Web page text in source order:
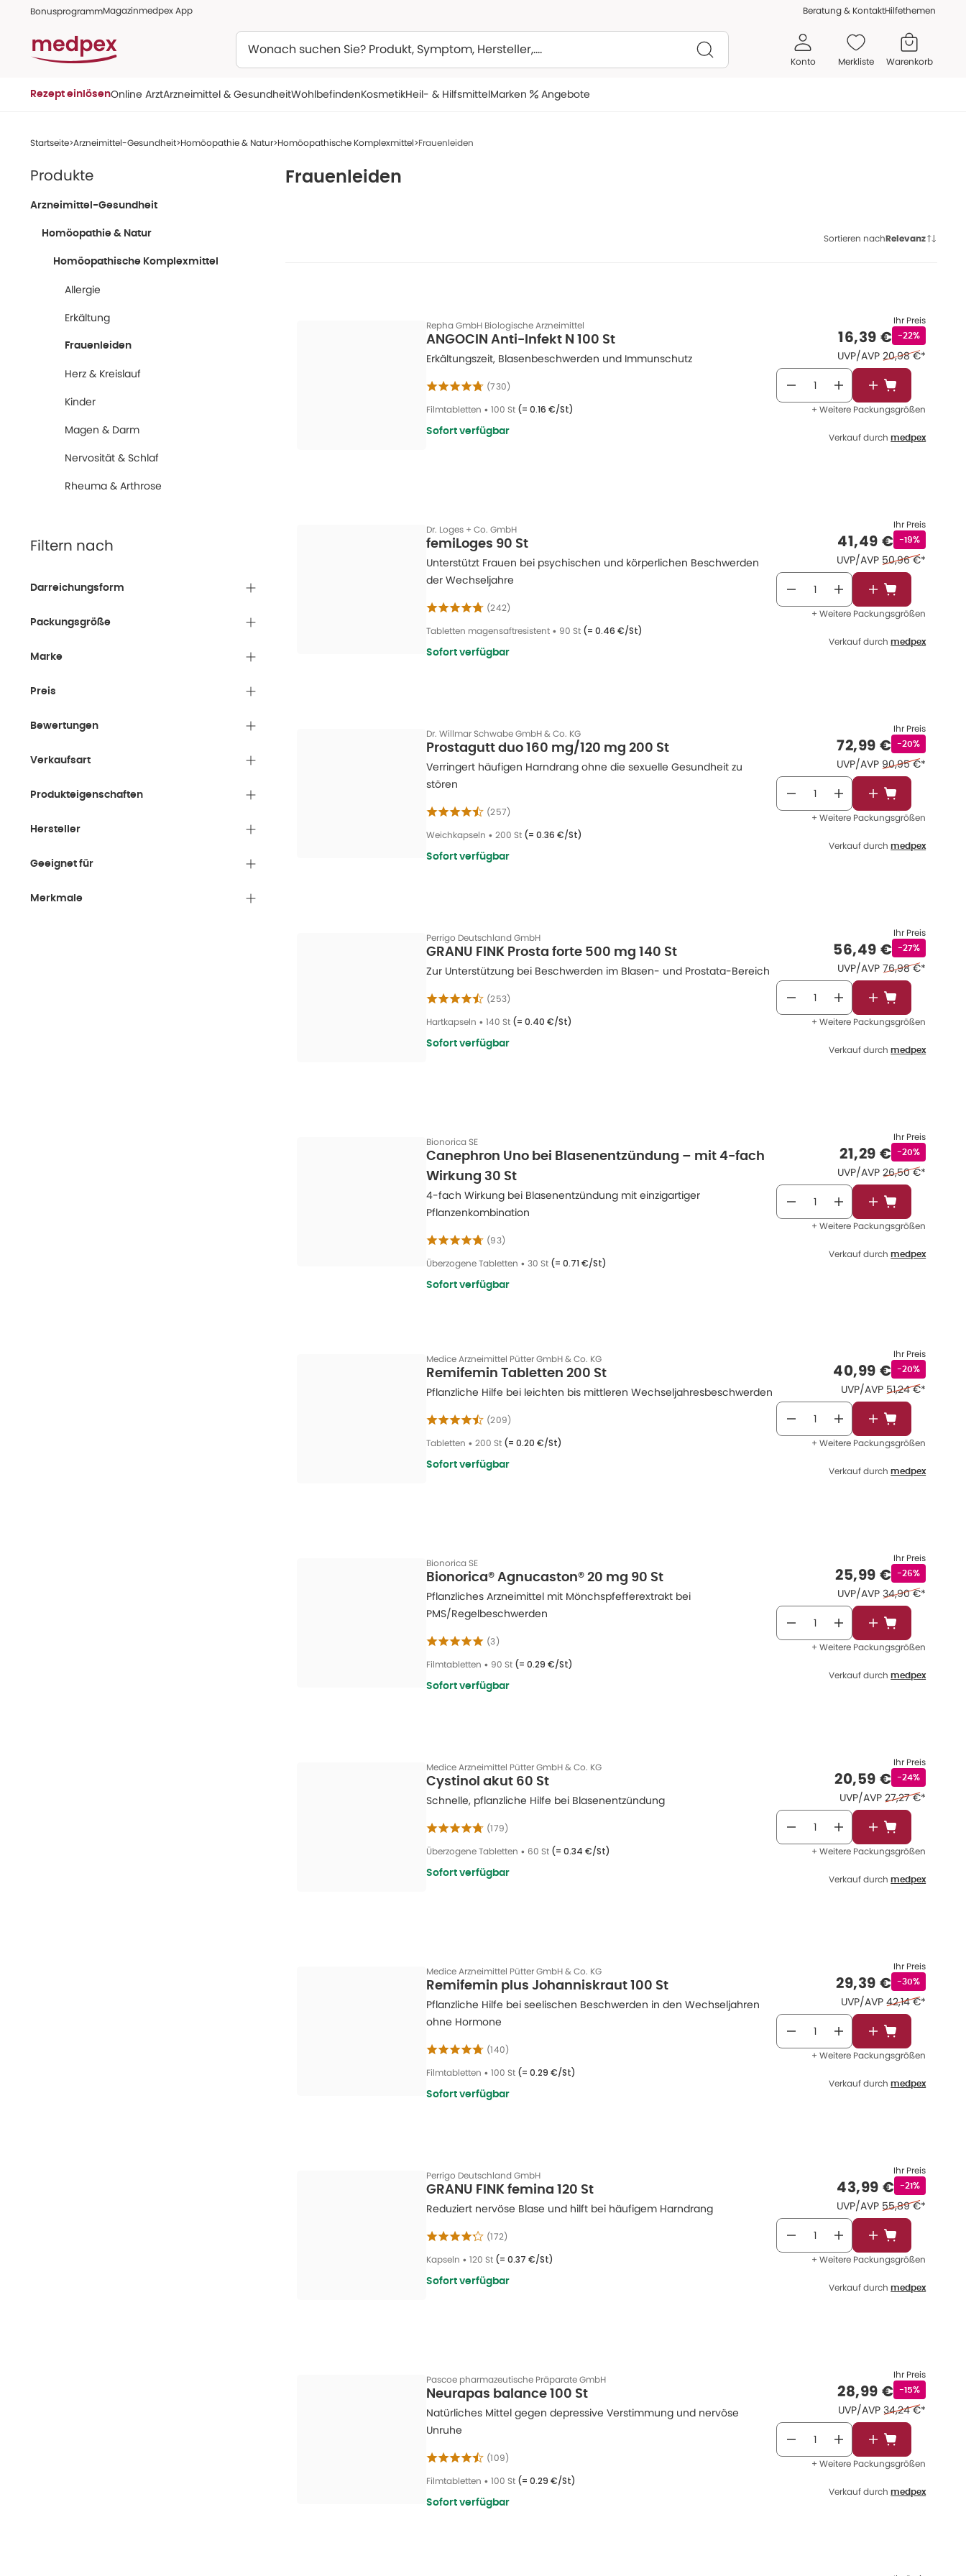
BonusprogrammMagazinmedpex App Beratung & KontaktHilfethemen
Konto Merkliste Warenkorb
Rezept einlösenOnline ArztArzneimittel & GesundheitWohlbefindenKosmetikHeil- & HilfsmittelMarken Angebote
Startseite Arzneimittel-Gesundheit Homöopathie & Natur Homöopathische Komplexmittel Frauenleiden
Frauenleiden
Produkte
Arzneimittel-Gesundheit
Homöopathie & Natur
Homöopathische Komplexmittel
Allergie
Erkältung
Frauenleiden
Herz & Kreislauf
Kinder
Magen & Darm
Nervosität & Schlaf
Rheuma & Arthrose
Filtern nach
Darreichungsform
Packungsgröße
Marke
Preis
Bewertungen
Verkaufsart
Produkteigenschaften
Hersteller
Geeignet für
Merkmale
Sortieren nachRelevanz
Repha GmbH Biologische Arzneimittel
ANGOCIN Anti-Infekt N 100 St
Erkältungszeit, Blasenbeschwerden und Immunschutz
(730)
Filmtabletten • 100 St (= 0.16 €/St)
Sofort verfügbar
Ihr Preis
Verkaufspreis
16,39 €Rabattstempel
-22%
UVP/AVP Ehemaliger Preis
20,98 €*
In den
+ Weitere Packungsgrößen
Verkauf durch medpex
Dr. Loges + Co. GmbH
femiLoges 90 St
Unterstützt Frauen bei psychischen und körperlichen Beschwerden
der Wechseljahre
(242)
Tabletten magensaftresistent • 90 St (= 0.46 €/St)
Sofort verfügbar
Ihr Preis
Verkaufspreis
41,49 €Rabattstempel
-19%
UVP/AVP Ehemaliger Preis
50,96 €*
In den
+ Weitere Packungsgrößen
Verkauf durch medpex
Dr. Willmar Schwabe GmbH & Co. KG
Prostagutt duo 160 mg/120 mg 200 St
Verringert häufigen Harndrang ohne die sexuelle Gesundheit zu
stören
(257)
Weichkapseln • 200 St (= 0.36 €/St)
Sofort verfügbar
Ihr Preis
Verkaufspreis
72,99 €Rabattstempel
-20%
UVP/AVP Ehemaliger Preis
90,95 €*
In den
+ Weitere Packungsgrößen
Verkauf durch medpex
Perrigo Deutschland GmbH
GRANU FINK Prosta forte 500 mg 140 St
Zur Unterstützung bei Beschwerden im Blasen- und Prostata-Bereich
(253)
Hartkapseln • 140 St (= 0.40 €/St)
Sofort verfügbar
Ihr Preis
Verkaufspreis
56,49 €Rabattstempel
-27%
UVP/AVP Ehemaliger Preis
76,98 €*
In den
+ Weitere Packungsgrößen
Verkauf durch medpex
Bionorica SE
Canephron Uno bei Blasenentzündung – mit 4-fach
Wirkung 30 St
4-fach Wirkung bei Blasenentzündung mit einzigartiger
Pflanzenkombination
(93)
Überzogene Tabletten • 30 St (= 0.71 €/St)
Sofort verfügbar
Ihr Preis
Verkaufspreis
21,29 €Rabattstempel
-20%
UVP/AVP Ehemaliger Preis
26,50 €*
In den
+ Weitere Packungsgrößen
Verkauf durch medpex
Medice Arzneimittel Pütter GmbH & Co. KG
Remifemin Tabletten 200 St
Pflanzliche Hilfe bei leichten bis mittleren Wechseljahresbeschwerden
(209)
Tabletten • 200 St (= 0.20 €/St)
Sofort verfügbar
Ihr Preis
Verkaufspreis
40,99 €Rabattstempel
-20%
UVP/AVP Ehemaliger
51,24 €*
In den
+ Weitere Packungsgrößen
Verkauf durch medpex
Bionorica SE
Bionorica® Agnucaston® 20 mg 90 St
Pflanzliches Arzneimittel mit Mönchspfefferextrakt bei
PMS/Regelbeschwerden
(3)
Filmtabletten • 90 St (= 0.29 €/St)
Sofort verfügbar
Ihr Preis
Verkaufspreis
25,99 €Rabattstempel
-26%
UVP/AVP Ehemaliger Preis
34,90 €*
In den
+ Weitere Packungsgrößen
Verkauf durch medpex
Medice Arzneimittel Pütter GmbH & Co. KG
Cystinol akut 60 St
Schnelle, pflanzliche Hilfe bei Blasenentzündung
(179)
Überzogene Tabletten • 60 St (= 0.34 €/St)
Sofort verfügbar
Ihr Preis
Verkaufspreis
20,59 €Rabattstempel
-24%
UVP/AVP Ehemaliger
27,27 €*
In den
+ Weitere Packungsgrößen
Verkauf durch medpex
Medice Arzneimittel Pütter GmbH & Co. KG
Remifemin plus Johanniskraut 100 St
Pflanzliche Hilfe bei seelischen Beschwerden in den Wechseljahren
ohne Hormone
(140)
Filmtabletten • 100 St (= 0.29 €/St)
Sofort verfügbar
Ihr Preis
Verkaufspreis
29,39 €Rabattstempel
-30%
UVP/AVP Ehemaliger
42,14 €*
In den
+ Weitere Packungsgrößen
Verkauf durch medpex
Perrigo Deutschland GmbH
GRANU FINK femina 120 St
Reduziert nervöse Blase und hilft bei häufigem Harndrang
(172)
Kapseln • 120 St (= 0.37 €/St)
Sofort verfügbar
Ihr Preis
Verkaufspreis
43,99 € -21%
UVP/AVP Ehemaliger Preis
55,89 €*
In den
+ Weitere Packungsgrößen
Verkauf durch medpex
Pascoe pharmazeutische Präparate GmbH
Neurapas balance 100 St
Natürliches Mittel gegen depressive Verstimmung und nervöse
Unruhe
(109)
Filmtabletten • 100 St (= 0.29 €/St)
Sofort verfügbar
Ihr Preis
Verkaufspreis
28,99 €Rabattstempel
-15%
UVP/AVP Ehemaliger Preis
34,24 €*
In den
+ Weitere Packungsgrößen
Verkauf durch medpex